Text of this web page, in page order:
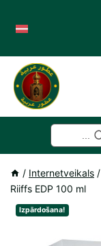
content
/ Internetveikals /
Riiffs EDP 100 ml
Izpārdošana!